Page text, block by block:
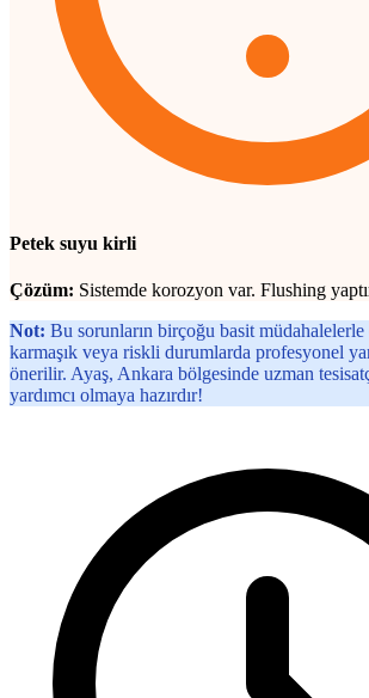
Petek suyu kirli
Çözüm: Sistemde korozyon var. Flushing
Not: Bu sorunların birçoğu basit
karmaşık veya riskli durumlarda profesyonel
önerilir. Ayaş, Ankara bölgesinde uzman
yardımcı olmaya hazırdır!